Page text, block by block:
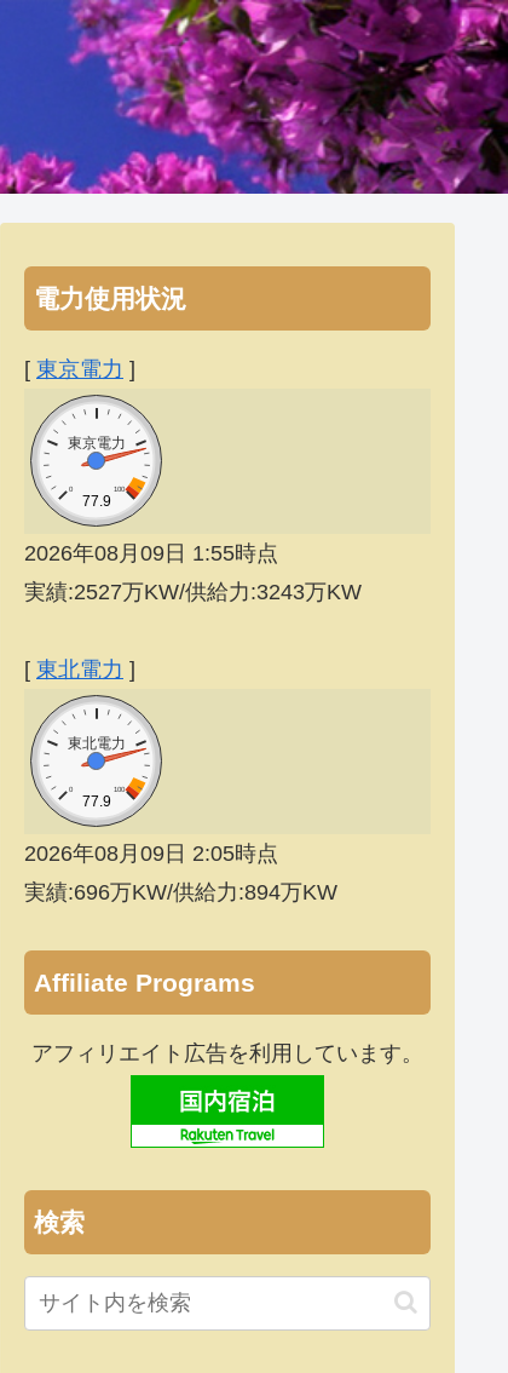
電力使用状況
[ 東京電力 ]
東京電力
0 100
77.9
2026年08月09日 1:55時点
実績:2527万KW/供給力:3243万KW
[ 東北電力 ]
東北電力
0 100
77.9
2026年08月09日 2:05時点
実績:696万KW/供給力:894万KW
Affiliate Programs
アフィリエイト広告を利用しています。
検索